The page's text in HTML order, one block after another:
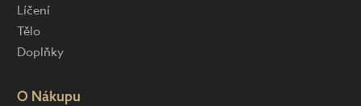
Líčení
Tělo
Doplňky
O Nákupu